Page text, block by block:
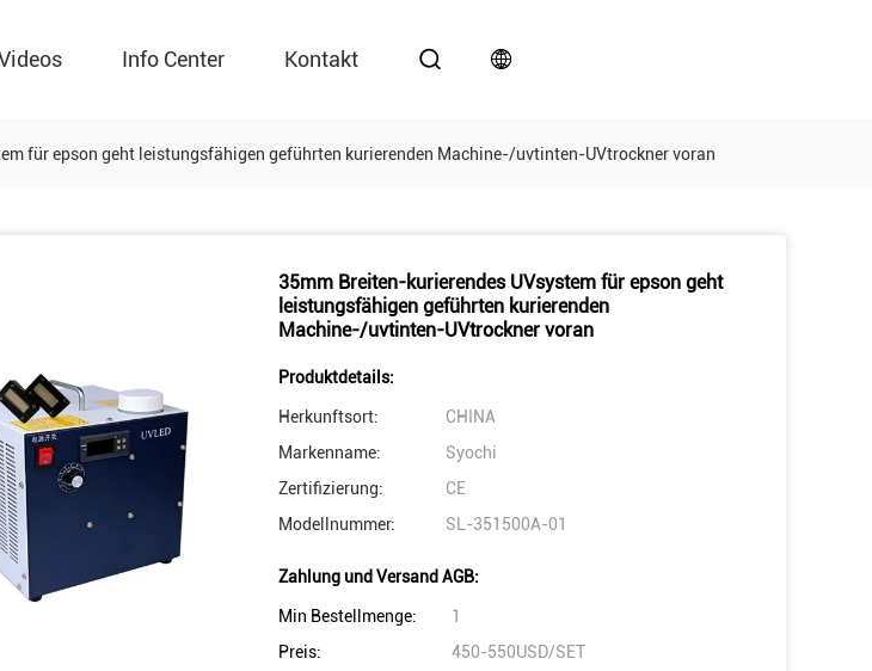
Info Center Kontakt
für epson geht leistungsfähigen geführten kurierenden Machine-/uvtinten-UVtrockner voran
35mm Breiten-kurierendes UVsystem für epson geht
leistungsfähigen geführten kurierenden
Machine-/uvtinten-UVtrockner voran
Produktdetails:
Herkunftsort:
CHINA
Markenname:
Syochi
Zertifizierung:
CE
Modellnummer:
SL-351500A-01
Zahlung und Versand AGB:
Min Bestellmenge:
1
Preis:
450-550USD/SET